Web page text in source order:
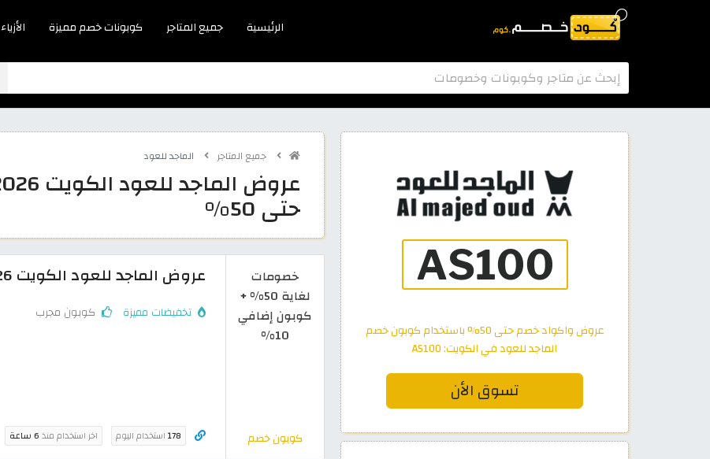
الرئيسية جميع المتاجر كوبونات خصم مميزة الأزياء
جميع المتاجر الماجد للعود
حتى 50%
خصومات
لغاية 50% +
كوبون إضافي
10%
كوبون خصم
عروض الماجد للعود الكويت 2026: تخفيض حتى 50% على العطور
تخفيضات مميزة كوبون مجرب
178استخدام اليوم اخر استخدام منذ6 ساعة
عروض واكواد خصم حتى 50% باستخدام كوبون خصم
الماجد للعود في الكويت: AS100
تسوق الأن